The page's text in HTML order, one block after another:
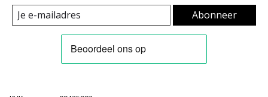
Abonneer